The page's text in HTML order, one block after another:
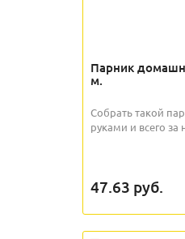
Парник
м.
Собрать такой
руками и всего за
47.63 руб.